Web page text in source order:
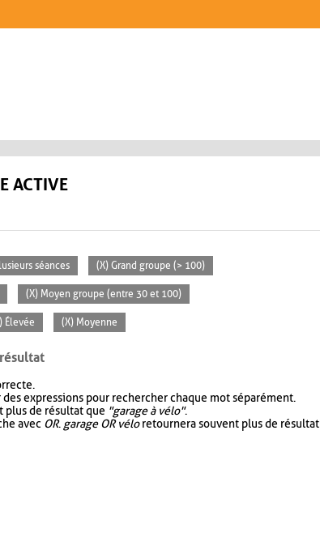
ACTIVE
séances (X) Grand groupe (> 100)
(X) Moyen groupe (entre 30 et 100)
Élevée (X) Moyenne
expressions pour rechercher chaque mot séparément.
de résultat que "garage à vélo".
avec OR. garage OR véloretournera souvent plus de résultat